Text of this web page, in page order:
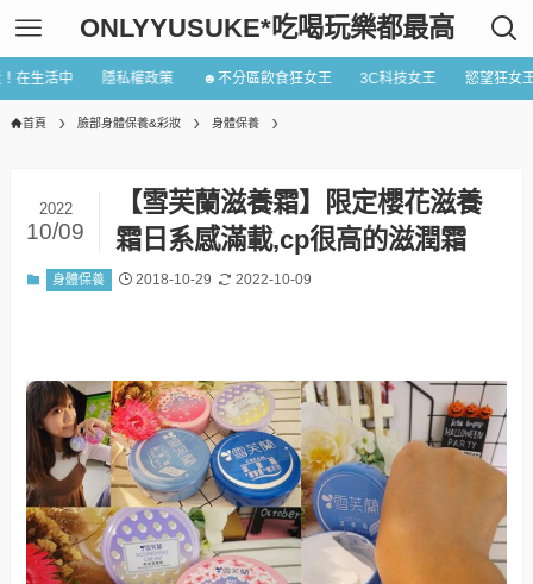
ONLYYUSUKE*吃喝玩樂都最高
在生活中 隱私權政策 ☻不分區飲食狂女王 3C科技女王 慾望狂女
首頁 臉部身體保養&彩妝 身體保養
【雪芙蘭滋養霜】限定櫻花滋養
霜日系感滿載,cp很高的滋潤霜
2022
10/09
身體保養 2018-10-29 2022-10-09